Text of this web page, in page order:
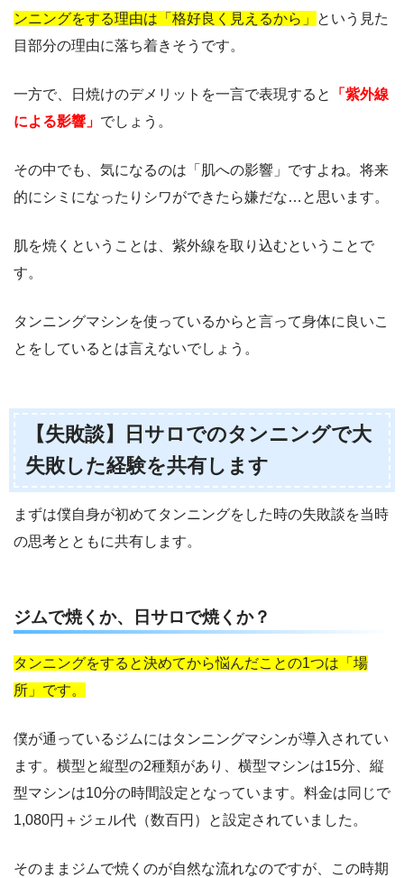
ンニングをする理由は「格好良く見えるから」
という見た
目部分の理由に落ち着きそうです。
一方で、日焼けのデメリットを一言で表現すると
「紫外線
による影響」 でしょう。
その中でも、気になるのは「肌への影響」ですよね。将来
的にシミになったりシワができたら嫌だな…と思います。
肌を焼くということは、紫外線を取り込むということで
す。
タンニングマシンを使っているからと言って身体に良いこ
とをしているとは言えないでしょう。
【失敗談】日サロでのタンニングで大
失敗した経験を共有します
まずは僕自身が初めてタンニングをした時の失敗談を当時
の思考とともに共有します。
ジムで焼くか、日サロで焼くか？
タンニングをすると決めてから悩んだことの1つは「場
所」です。
僕が通っているジムにはタンニングマシンが導入されてい
ます。横型と縦型の2種類があり、横型マシンは15分、縦
型マシンは10分の時間設定となっています。料金は同じで
1,080円＋ジェル代（数百円）と設定されていました。
そのままジムで焼くのが自然な流れなのですが、この時期